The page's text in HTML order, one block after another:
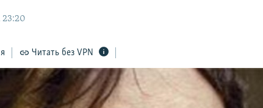
23:20
Читать без VPN